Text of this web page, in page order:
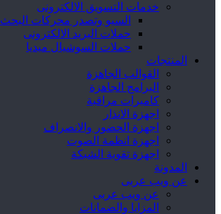
خدمات التسويق الالكترونى
السيو وتصدر محركات البحث
حملات البريد الالكترونى
حملات السوشيال ميديا
المنتجات
القوالب الجاهزة
البرامج الجاهزة
كاميرات مراقبة
اجهزة الانذار
اجهزة الحضور والانصراف
اجهزة انظمة الصوت
اجهزة تقوية الشبكة
المدونة
عن ويب عربى
عن ويب عربى
المزايا والضمانات